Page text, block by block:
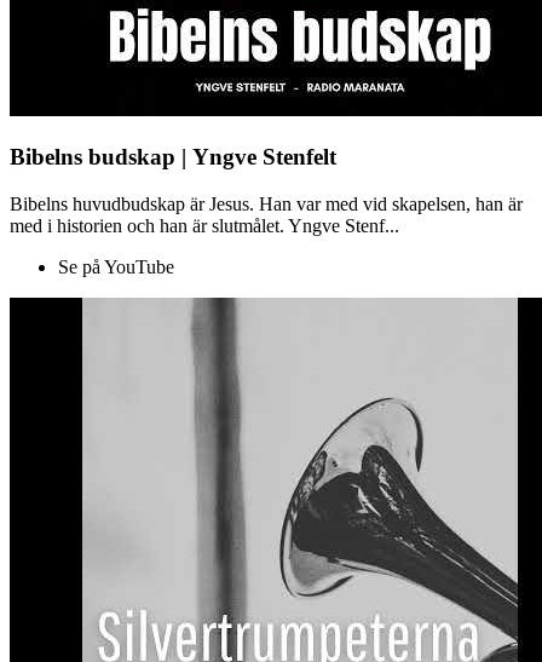
Bibelns budskap | Yngve Stenfelt
Bibelns huvudbudskap är Jesus. Han var med vid skapelsen, han är
med i historien och han är slutmålet. Yngve Stenf...
Se på YouTube